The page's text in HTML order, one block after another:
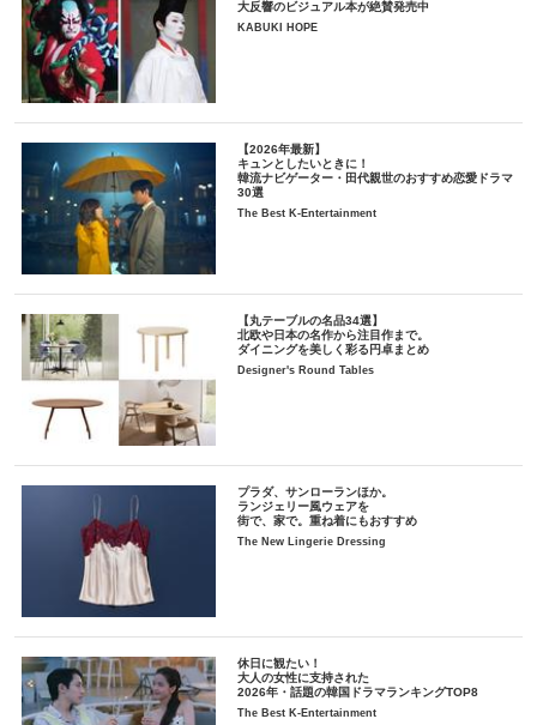
大反響のビジュアル本が絶賛発売中
KABUKI HOPE
【2026年最新】
キュンとしたいときに！
韓流ナビゲーター・田代親世のおすすめ恋愛ドラマ
30選
The Best K-Entertainment
【丸テーブルの名品34選】
北欧や日本の名作から注目作まで。
ダイニングを美しく彩る円卓まとめ
Designer's Round Tables
プラダ、サンローランほか。
ランジェリー風ウェアを
街で、家で。重ね着にもおすすめ
The New Lingerie Dressing
休日に観たい！
大人の女性に支持された
2026年・話題の韓国ドラマランキングTOP8
The Best K-Entertainment